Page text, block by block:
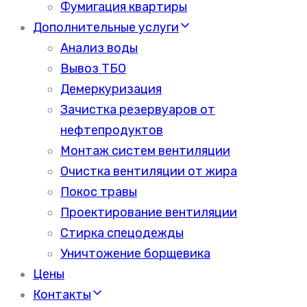
Фумигация квартиры
Дополнительные услуги
Анализ воды
Вывоз ТБО
Демеркуризация
Зачистка резервуаров от
нефтепродуктов
Монтаж систем вентиляции
Очистка вентиляции от жира
Покос травы
Проектирование вентиляции
Стирка спецодежды
Уничтожение борщевика
Цены
Контакты